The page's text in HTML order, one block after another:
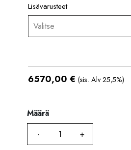
Lisävarusteet
Valitse
6570,00 € (sis. Alv 25,5%)
Määrä
Määrä